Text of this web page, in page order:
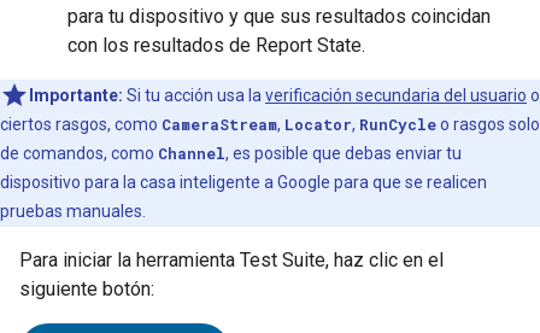
para tu dispositivo y que sus resultados coincidan
con los resultados de Report State.
Importante: Si tu acción usa la verificación secundaria del usuario o
ciertos rasgos, como CameraStream, Locator, RunCycleo rasgos solo
de comandos, como Channel, es posible que debas enviar tu
dispositivo para la casa inteligente a Google para que se realicen
pruebas manuales.
Para iniciar la herramienta Test Suite, haz clic en el
siguiente botón: